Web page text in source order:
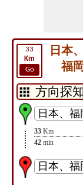
33
Km
Go
日本
福
33 Km
42 min